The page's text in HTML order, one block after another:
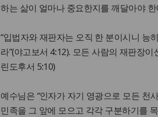
하는 삶이 얼마나 중요한지를 깨달아야 한
“입법자와 재판자는 오직 한 분이시니 능
라”(야고보서 4:12). 모든 사람의 재판장
린도후서 5:10)
예수님은 “인자가 자기 영광으로 모든 천
민족을 그 앞에 모으고 각각 구분하기를